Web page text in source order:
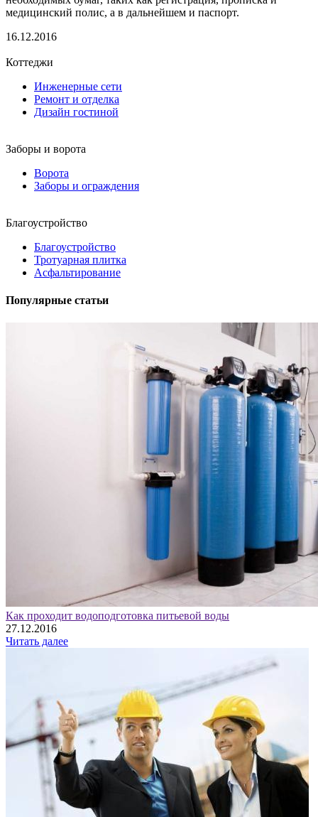
медицинский полис, а в дальнейшем и паспорт.
16.12.2016
Коттеджи
Инженерные сети
Ремонт и отделка
Дизайн гостиной
Заборы и ворота
Ворота
Заборы и ограждения
Благоустройство
Благоустройство
Тротуарная плитка
Асфальтирование
Популярные статьи
Как проходит водоподготовка питьевой воды
27.12.2016
Читать далее